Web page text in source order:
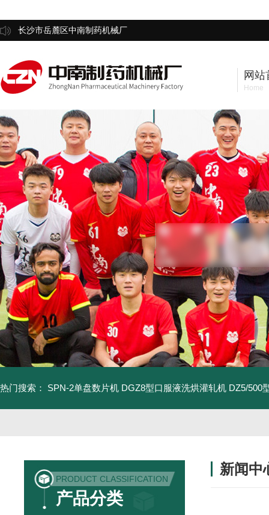
长沙市岳麓区中南制药机械厂
网站
Home
热门搜索： SPN-2单盘数片机 DGZ8型口服液洗烘灌轧机 DZ5/500
PRODUCT CLASSIFICATION
产品分类
新闻中